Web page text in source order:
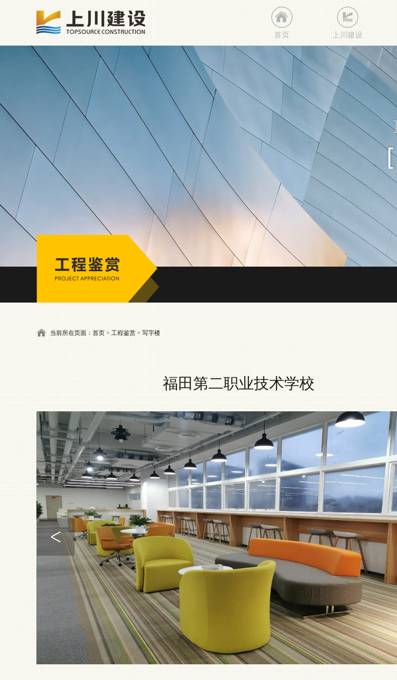
首页 上川建设
当前所在页面：首页 > 工程鉴赏 > 写字楼
福田第二职业技术学校